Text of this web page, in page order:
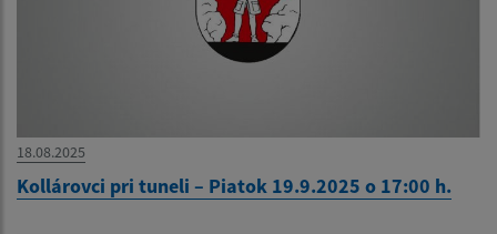
18.08.2025
Kollárovci pri tuneli – Piatok 19.9.2025 o 17:00 h.